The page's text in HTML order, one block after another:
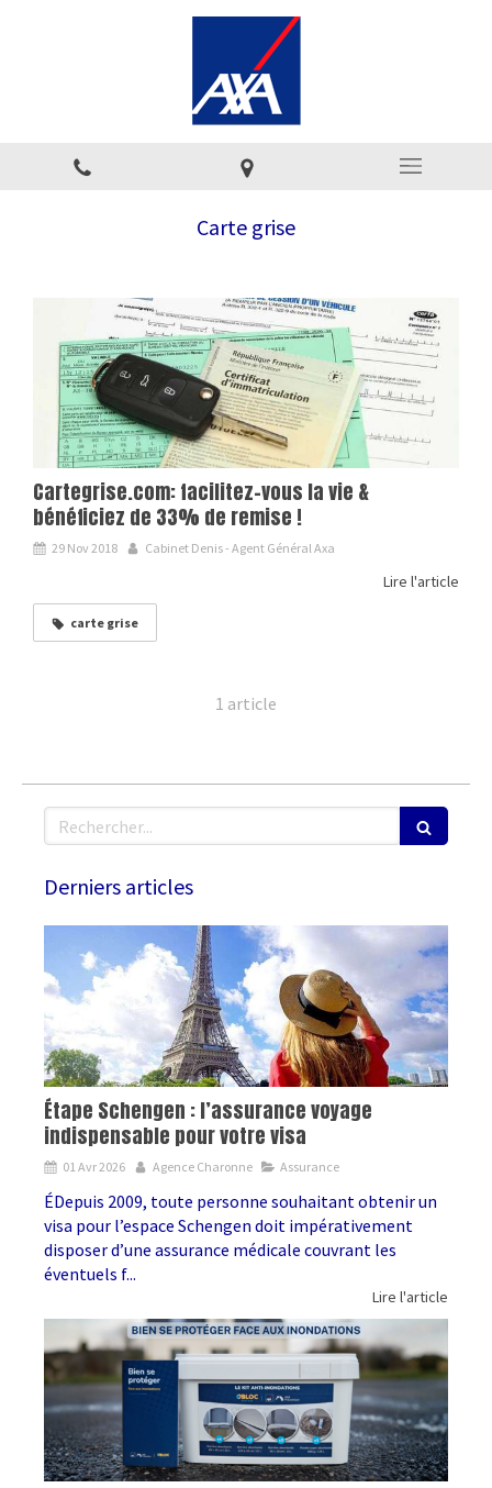
Carte grise
Cartegrise.com: facilitez-vous la vie &
bénéficiez de 33% de remise !
29 Nov 2018 Cabinet Denis - Agent Général Axa
Lire l'article
carte grise
1 article
Rechercher
Derniers articles
Étape Schengen : l’assurance voyage
indispensable pour votre visa
01 Avr 2026 Agence Charonne Assurance
ÉDepuis 2009, toute personne souhaitant obtenir un
visa pour l’espace Schengen doit impérativement
disposer d’une assurance médicale couvrant les
éventuels f...
Lire l'article